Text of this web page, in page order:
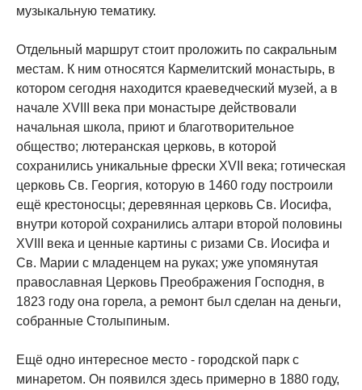
музыкальную тематику.
Отдельный маршрут стоит проложить по сакральным
местам. К ним относятся Кармелитский монастырь, в
котором сегодня находится краеведческий музей, а в
начале XVIII века при монастыре действовали
начальная школа, приют и благотворительное
общество; лютеранская церковь, в которой
сохранились уникальные фрески XVII века; готическая
церковь Св. Георгия, которую в 1460 году построили
ещё крестоносцы; деревянная церковь Св. Иосифа,
внутри которой сохранились алтари второй половины
XVIII века и ценные картины с ризами Св. Иосифа и
Св. Марии с младенцем на руках; уже упомянутая
православная Церковь Преображения Господня, в
1823 году она горела, а ремонт был сделан на деньги,
собранные Столыпиным.
Ещё одно интересное место - городской парк с
минаретом. Он появился здесь примерно в 1880 году,